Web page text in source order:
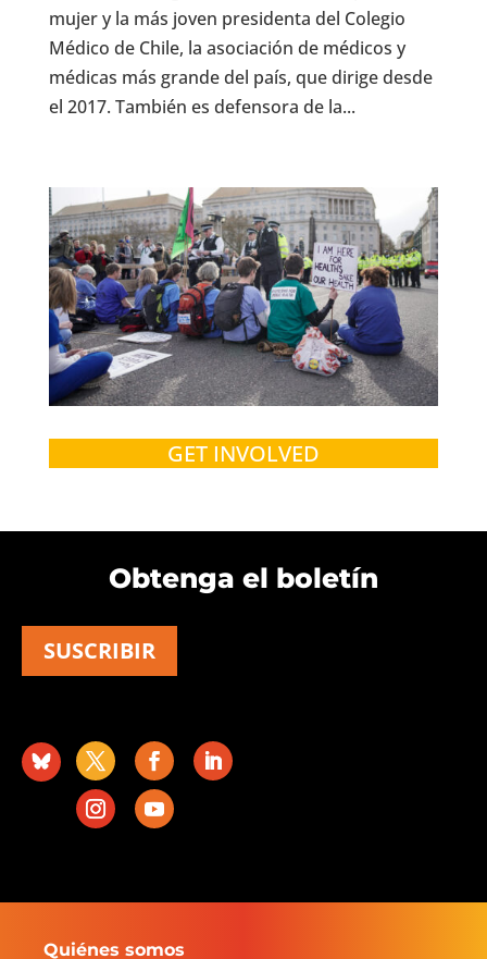
mujer y la más joven presidenta del Colegio
Médico de Chile, la asociación de médicos y
médicas más grande del país, que dirige desde
el 2017. También es defensora de la...
GET INVOLVED
Obtenga el boletín
SUSCRIBIR
Quiénes somos